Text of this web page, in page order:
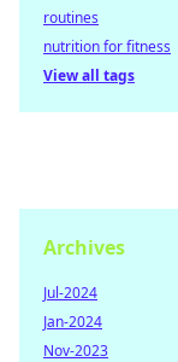
routines
nutrition for fitness
View all tags
Archives
Jul-2024
Jan-2024
Nov-2023